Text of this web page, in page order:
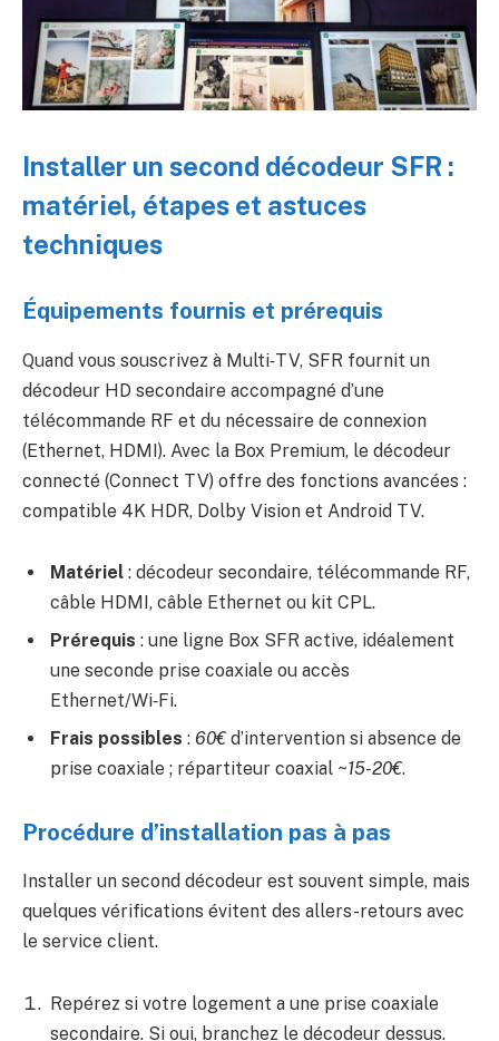
Installer un second décodeur SFR :
matériel, étapes et astuces
techniques
Équipements fournis et prérequis
Quand vous souscrivez à Multi‑TV, SFR fournit un
décodeur HD secondaire accompagné d’une
télécommande RF et du nécessaire de connexion
(Ethernet, HDMI). Avec la Box Premium, le décodeur
connecté (Connect TV) offre des fonctions avancées :
compatible 4K HDR, Dolby Vision et Android TV.
Matériel : décodeur secondaire, télécommande RF,
câble HDMI, câble Ethernet ou kit CPL.
Prérequis : une ligne Box SFR active, idéalement
une seconde prise coaxiale ou accès
Ethernet/Wi‑Fi.
Frais possibles : 60€ d’intervention si absence de
prise coaxiale ; répartiteur coaxial ~15-20€.
Procédure d’installation pas à pas
Installer un second décodeur est souvent simple, mais
quelques vérifications évitent des allers-retours avec
le service client.
Repérez si votre logement a une prise coaxiale
secondaire. Si oui, branchez le décodeur dessus.